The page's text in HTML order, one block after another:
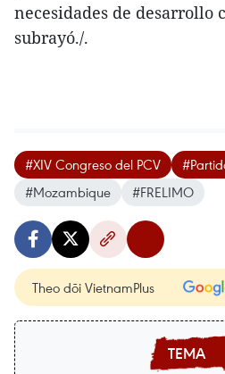
necesidades de desarrollo
subrayó./.
#XIV Congreso del PCV
#Mozambique
#FRELIMO
Theo dõi VietnamPlus